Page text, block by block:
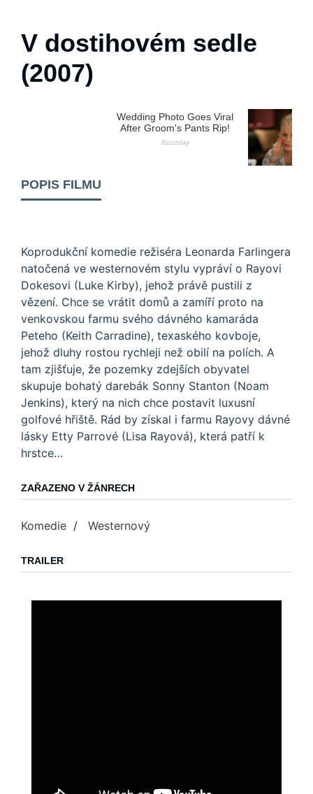
V dostihovém sedle
(2007)
POPIS FILMU
Koprodukční komedie režiséra Leonarda Farlingera
natočená ve westernovém stylu vypráví o Rayovi
Dokesovi (Luke Kirby), jehož právě pustili z
vězení. Chce se vrátit domů a zamíří proto na
venkovskou farmu svého dávného kamaráda
Peteho (Keith Carradine), texaského kovboje,
jehož dluhy rostou rychleji než obilí na polích. A
tam zjišťuje, že pozemky zdejších obyvatel
skupuje bohatý darebák Sonny Stanton (Noam
Jenkins), který na nich chce postavit luxusní
golfové hřiště. Rád by získal i farmu Rayovy dávné
lásky Etty Parrové (Lisa Rayová), která patří k
hrstce…
ZAŘAZENO V ŽÁNRECH
Komedie / Westernový
TRAILER